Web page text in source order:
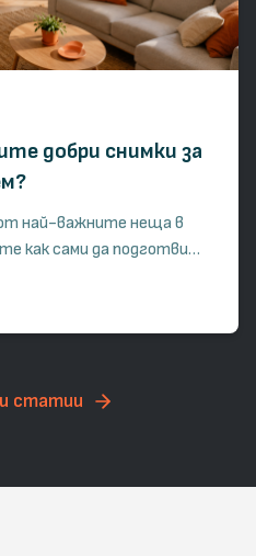
добри снимки за
най-важните неща в
как сами да подготвите
по ясен, реалистичен и
статии